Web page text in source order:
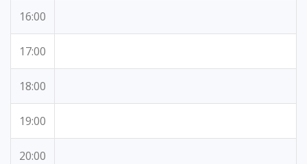
16:00
17:00
18:00
19:00
20:00